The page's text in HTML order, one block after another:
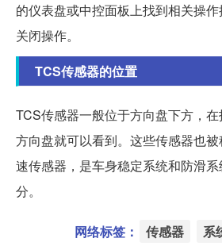
的仪表盘或中控面板上找到相关操
关闭操作。
TCS传感器的位置
TCS传感器一般位于方向盘下方，
方向盘就可以看到。这些传感器也
速传感器，是车身稳定系统和防滑
分。
网络标签： 传感器 系